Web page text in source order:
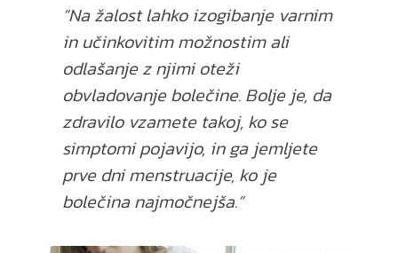
“Na žalost lahko izogibanje varnim
in učinkovitim možnostim ali
odlašanje z njimi oteži
obvladovanje bolečine. Bolje je, da
zdravilo vzamete takoj, ko se
simptomi pojavijo, in ga jemljete
prve dni menstruacije, ko je
bolečina najmočnejša.”